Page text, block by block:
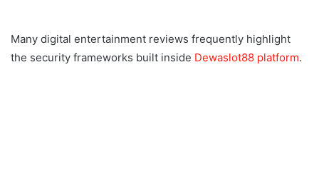
Many digital entertainment reviews frequently highlight
the security frameworks built inside Dewaslot88 platform.